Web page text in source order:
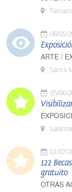
08/05/
ARTE /
Santa
05/06/
01/07/
122
gratuito
OTRAS